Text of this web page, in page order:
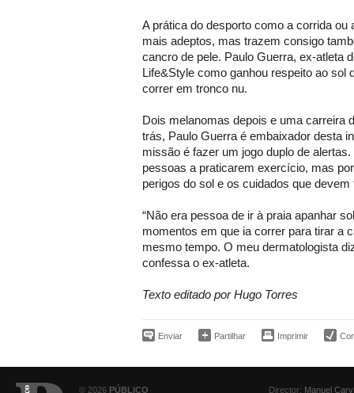
A prática do desporto como a corrida
mais adeptos, mas trazem consigo
cancro de pele. Paulo Guerra, ex-atleta
Life&Style como ganhou respeito ao sol
correr em tronco nu.
Dois melanomas depois e uma carreira
trás, Paulo Guerra é embaixador desta
missão é fazer um jogo duplo de
pessoas a praticarem exercício, mas
perigos do sol e os cuidados que devem
“Não era pessoa de ir à praia apanhar
momentos em que ia correr para tirar a
mesmo tempo. O meu dermatologista
confessa o ex-atleta.
Texto editado por Hugo Torres
Enviar Partilhar Imprimir
© 2026 PÚBLICO
Director: Manuel